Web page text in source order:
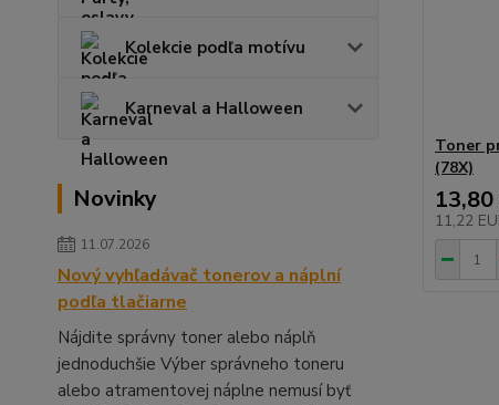
Kolekcie podľa motívu
Karneval a Halloween
Novinky
11.07.2026
Nový vyhľadávač tonerov a náplní
podľa tlačiarne
Nájdite správny toner alebo náplň
jednoduchšie Výber správneho toneru
alebo atramentovej náplne nemusí byť
Toner
(78X)
13,80
11,22